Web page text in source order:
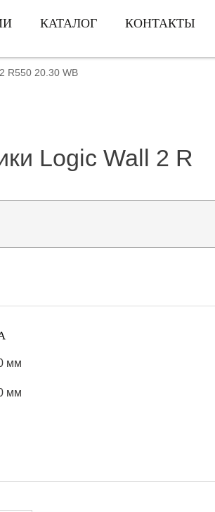
КАТАЛОГ КОНТАКТЫ
R550 20.30 WB
Logic Wall 2 R
мм
мм